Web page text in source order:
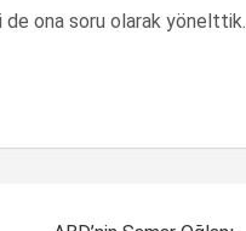
de ona soru olarak yönelttik.